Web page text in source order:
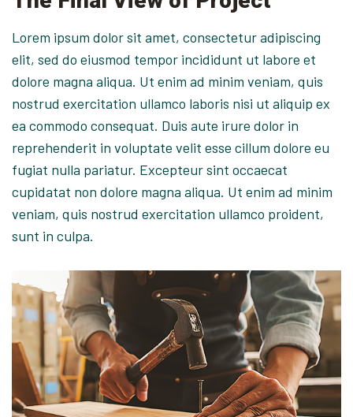
Lorem ipsum dolor sit amet, consectetur adipiscing
elit, sed do eiusmod tempor incididunt ut labore et
dolore magna aliqua. Ut enim ad minim veniam, quis
nostrud exercitation ullamco laboris nisi ut aliquip ex
ea commodo consequat. Duis aute irure dolor in
reprehenderit in voluptate velit esse cillum dolore eu
fugiat nulla pariatur. Excepteur sint occaecat
cupidatat non dolore magna aliqua. Ut enim ad minim
veniam, quis nostrud exercitation ullamco proident,
sunt in culpa.